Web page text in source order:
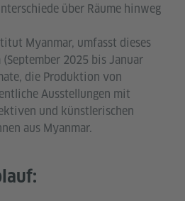
über Räume hinweg
Myanmar, umfasst dieses
2025 bis Januar
die Produktion von
Ausstellungen mit
und künstlerischen
aus Myanmar.